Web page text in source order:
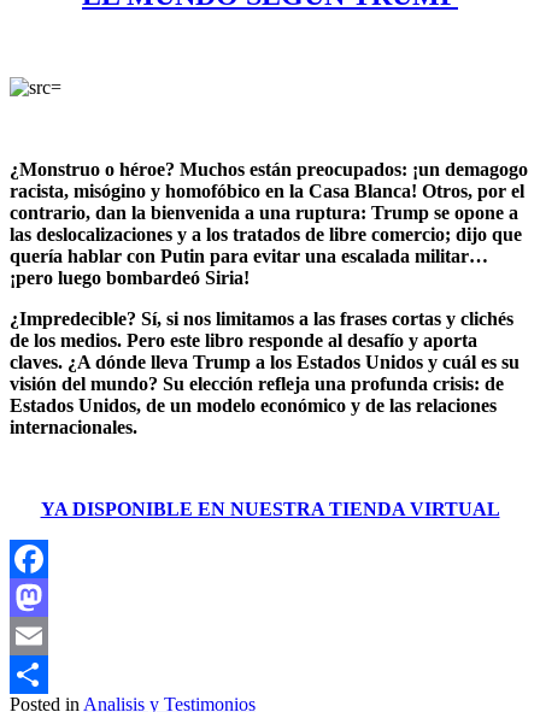
¿Monstruo o héroe? Muchos están preocupados: ¡un demagogo
racista, misógino y homofóbico en la Casa Blanca! Otros, por el
contrario, dan la bienvenida a una ruptura: Trump se opone a
las deslocalizaciones y a los tratados de libre comercio; dijo que
quería hablar con Putin para evitar una escalada militar…
¡pero luego bombardeó Siria!
¿Impredecible? Sí, si nos limitamos a las frases cortas y clichés
de los medios. Pero este libro responde al desafío y aporta
claves. ¿A dónde lleva Trump a los Estados Unidos y cuál es su
visión del mundo? Su elección refleja una profunda crisis: de
Estados Unidos, de un modelo económico y de las relaciones
internacionales.
YA DISPONIBLE EN NUESTRA TIENDA VIRTUAL
Facebook
Mastodon
Email
Posted in Analisis y Testimonios